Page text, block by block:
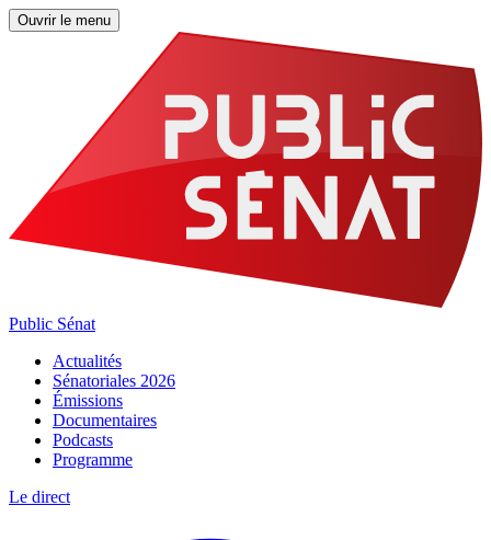
Ouvrir le menu
Public Sénat
Actualités
Sénatoriales 2026
Émissions
Documentaires
Podcasts
Programme
Le direct